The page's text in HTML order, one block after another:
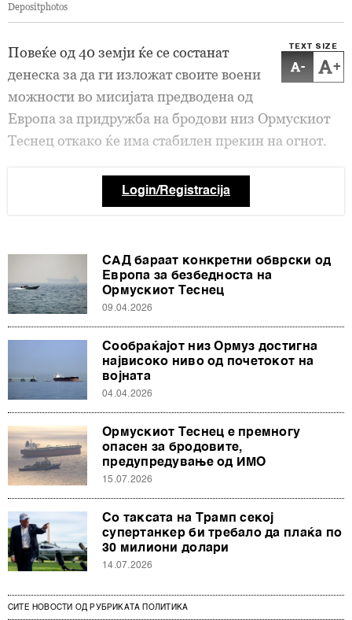
Depositphotos
TEXT SIZE
- +
Повеќе од 40 земји ќе се состанат
денеска за да ги изложат своите воени
можности во мисијата предводена од
Европа за придружба на бродови низ Ормускиот
Теснец откако ќе има стабилен прекин на огнот.
Login/Registracija
САД бараат конкретни обврски од
Европа за безбедноста на
Ормускиот Теснец
09.04.2026
Сообраќајот низ Ормуз достигна
највисоко ниво од почетокот на
војната
04.04.2026
Ормускиот Теснец е премногу
опасен за бродовите,
предупредување од ИМО
15.07.2026
Со таксата на Трамп секој
супертанкер би требало да плаќа по
30 милиони долари
14.07.2026
СИТЕ НОВОСТИ ОД РУБРИКАТА ПОЛИТИКА